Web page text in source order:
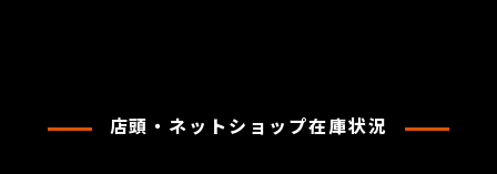
店頭・ネットショップ在庫状況